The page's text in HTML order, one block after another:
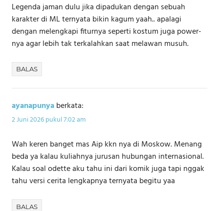
Legenda jaman dulu jika dipadukan dengan sebuah
karakter di ML ternyata bikin kagum yaah.. apalagi
dengan melengkapi fiturnya seperti kostum juga power-
nya agar lebih tak terkalahkan saat melawan musuh.
BALAS
ayanapunyaberkata:
2 Juni 2026 pukul 7:02 am
Wah keren banget mas Aip kkn nya di Moskow. Menang
beda ya kalau kuliahnya jurusan hubungan internasional.
Kalau soal odette aku tahu ini dari komik juga tapi nggak
tahu versi cerita lengkapnya ternyata begitu yaa
BALAS